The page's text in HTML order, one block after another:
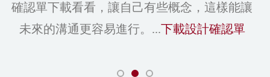
確認單下載看看，讓自己有些概念，這樣能讓
未來的溝通更容易進行。...下載設計確認單